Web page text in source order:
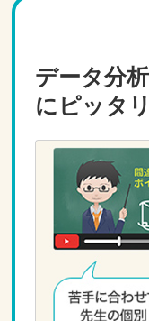
データ分
にピッタ